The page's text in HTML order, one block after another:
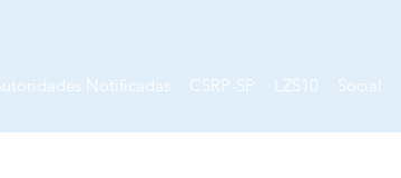
Notificadas CSRP-SP LZS10 Social